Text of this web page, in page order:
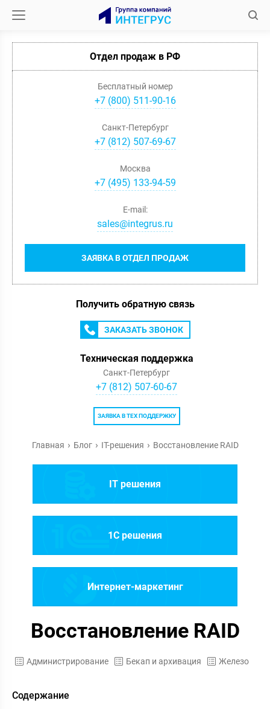
Отдел продаж в РФ
Бесплатный номер
+7 (800) 511-90-16
Санкт-Петербург
+7(812) 507-69-67
Москва
+7(495) 133-94-59
ЗАЯВКА В ОТДЕЛ ПРОДАЖ
E-mail:
sales@integrus.ru
Получить обратную связь
ЗАКАЗАТЬ ЗВОНОК
Техническая поддержка
Санкт-Петербург
+7 (812) 507-60-67
ЗАЯВКА В ТЕХ ПОДДЕРЖКУ
Главная Блог IT-решения Восстановление RAID
IT решения
1C решения
Интернет-маркетинг
Восстановление RAID
Администрирование Бекап и архивация Железо
Содержание